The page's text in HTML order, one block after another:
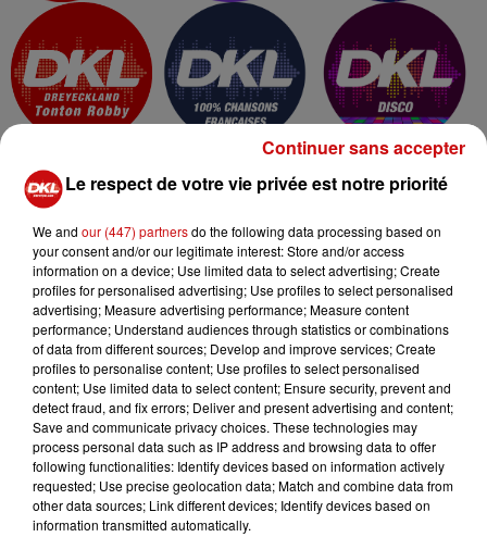
Le respect de votre vie privée est notre priorité
We and our (447) partnersdo the following data processing based on
your consent and/or our legitimate interest: Store and/or access
information on a device; Use limited data to select advertising; Create
profiles for personalised advertising; Use profiles to select personalised
advertising; Measure advertising performance; Measure content
performance; Understand audiences through statistics or combinations
of data from different sources; Develop and improve services; Create
profiles to personalise content; Use profiles to select personalised
content; Use limited data to select content; Ensure security, prevent and
detect fraud, and fix errors; Deliver and present advertising and content;
Save and communicate privacy choices. These technologies may
process personal data such as IP address and browsing data to offer
following functionalities: Identify devices based on information actively
requested; Use precise geolocation data; Match and combine data from
other data sources; Link different devices; Identify devices based on
information transmitted automatically.
Continuer sans accepter